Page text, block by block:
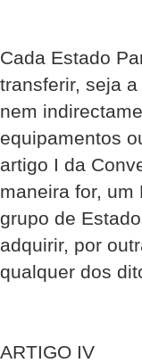
Cada Estado
transferir, seja
nem
equipamentos
artigo I da
maneira for, um
grupo de
adquirir, por
qualquer dos
ARTIGO IV